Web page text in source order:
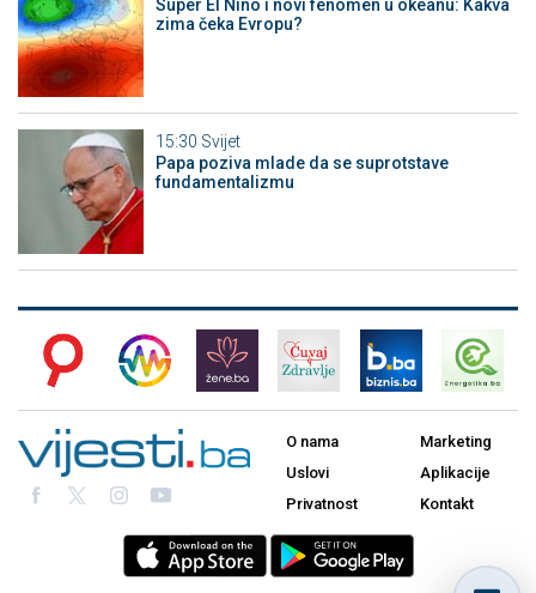
Super El Nino i novi fenomen u okeanu: Kakva
zima čeka Evropu?
15:30 Svijet
Papa poziva mlade da se suprotstave
fundamentalizmu
O nama
Uslovi
Privatnost
Marketing
Aplikacije
Kontakt